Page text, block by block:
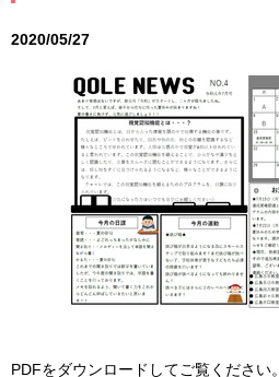
2020/05/27
PDFをダウンロードしてご覧ください。